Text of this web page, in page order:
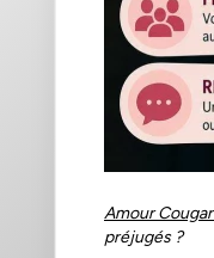
Amour Cougar
préjugés ?